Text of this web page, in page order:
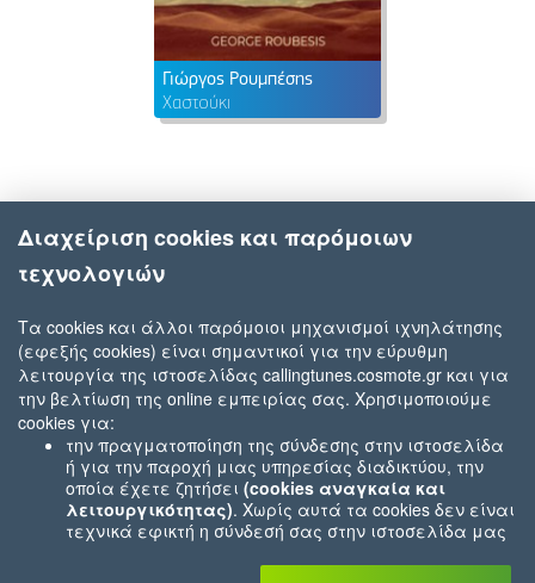
Γιώργος Ρουμπέσης
Χαστούκι
Διαχείριση cookies και παρόμοιων
τεχνολογιών
Τα cookies και άλλοι παρόμοιοι μηχανισμοί ιχνηλάτησης
(εφεξής cookies) είναι σημαντικοί για την εύρυθμη
λειτουργία της ιστοσελίδας callingtunes.cosmote.gr και για
την βελτίωση της online εμπειρίας σας. Χρησιμοποιούμε
cookies για:
την πραγματοποίηση της σύνδεσης στην ιστοσελίδα
ή για την παροχή μιας υπηρεσίας διαδικτύου, την
οποία έχετε ζητήσει (cookies αναγκαία και
λειτουργικότητας). Χωρίς αυτά τα cookies δεν είναι
τεχνικά εφικτή η σύνδεσή σας στην ιστοσελίδα μας
που εσείς μας ζητήσατε (π.χ.cookies που αφορούν